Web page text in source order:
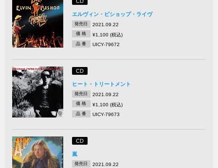
エルヴィン・ビショップ・ライヴ
発売日 2021.09.22
価 格 ¥1,100 (税込)
品 番 UICY-79672
CD
ヒート・トリートメント
発売日 2021.09.22
価 格 ¥1,100 (税込)
品 番 UICY-79673
CD
嵐
発売日 2021.09.22